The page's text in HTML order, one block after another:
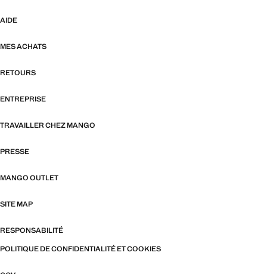
AIDE
MES ACHATS
RETOURS
ENTREPRISE
TRAVAILLER CHEZ MANGO
PRESSE
MANGO OUTLET
SITE MAP
RESPONSABILITÉ
POLITIQUE DE CONFIDENTIALITÉ ET COOKIES